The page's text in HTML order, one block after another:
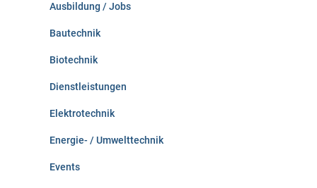
Ausbildung / Jobs
Bautechnik
Biotechnik
Dienstleistungen
Elektrotechnik
Energie- / Umwelttechnik
Events